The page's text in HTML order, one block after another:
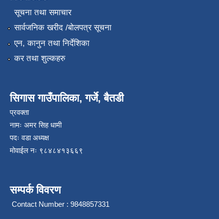
सूचना तथा समाचार
सार्वजनिक खरीद /बोलपत्र सूचना
एन, कानुन तथा निर्देशिका
कर तथा शुल्कहरु
सिगास गाउँपालिका, गर्जे, बैतडी
प्रवक्ता
नामः अमर सिह धामी
पदः वडा अध्यक्ष
मोवाईल न‌ः ९८४८४१३६६९
सम्पर्क विवरण
Contact Number : 9848857331